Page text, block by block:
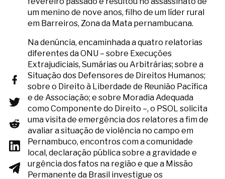
um menino de nove anos, filho de um líder rural
em Barreiros, Zona da Mata pernambucana.
Na denúncia, encaminhada a quatro relatorias
diferentes da ONU – sobre Execuções
Extrajudiciais, Sumárias ou Arbitrárias; sobre a
Situação dos Defensores de Direitos Humanos;
sobre o Direito à Liberdade de Reunião Pacífica
e de Associação; e sobre Moradia Adequada
como Componente do Direito –, o PSOL solicita
uma visita de emergência dos relatores a fim de
avaliar a situação de violência no campo em
Pernambuco, encontros com a comunidade
local, declaração pública sobre a gravidade e
urgência dos fatos na região e que a Missão
Permanente da Brasil investigue os